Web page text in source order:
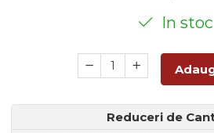
In stoc
Reduceri de